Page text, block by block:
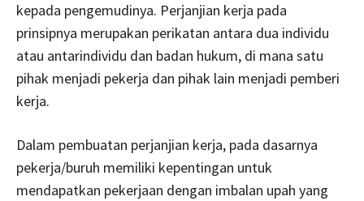
kepada pengemudinya. Perjanjian kerja pada
prinsipnya merupakan perikatan antara dua individu
atau antarindividu dan badan hukum, di mana satu
pihak menjadi pekerja dan pihak lain menjadi pemberi
kerja.
Dalam pembuatan perjanjian kerja, pada dasarnya
pekerja/buruh memiliki kepentingan untuk
mendapatkan pekerjaan dengan imbalan upah yang